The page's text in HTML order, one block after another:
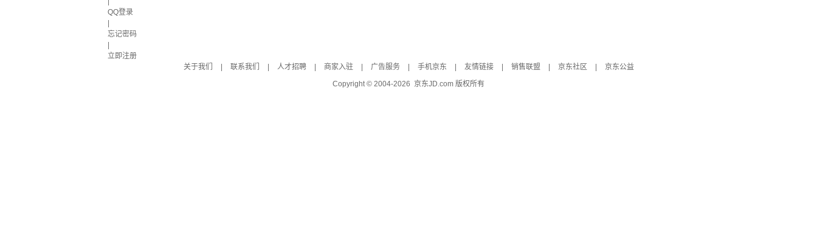
QQ登录
忘记密码
立即注册
关于我们
联系我们 人才招聘 商家入驻 广告服务 手机京东 友情链接 销售联盟 京东社区
京东公益
Copyright © 2004-2026 京东JD.com 版权所有